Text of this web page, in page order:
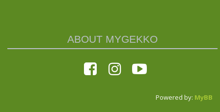
ABOUT MYGEKKO
Powered by: MyBB